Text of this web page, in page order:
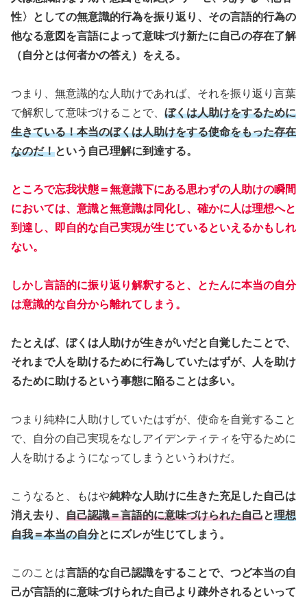
性〉としての無意識的行為を振り返り、その言語的行為の
他なる意図を言語によって意味づけ新たに自己の存在了解
（自分とは何者かの答え）をえる。
つまり、無意識的な人助けであれば、それを振り返り言葉
で解釈して意味づけることで、 ぼくは人助けをするために
生きている！本当のぼくは人助けをする使命をもった存在
なのだ！という自己理解に到達する。
ところで忘我状態＝無意識下にある思わずの人助けの瞬間
においては、意識と無意識は同化し、確かに人は理想へと
到達し、即自的な自己実現が生じているといえるかもしれ
ない。
しかし言語的に振り返り解釈すると、とたんに本当の自分
は意識的な自分から離れてしまう。
たとえば、ぼくは人助けが生きがいだと自覚したことで、
それまで人を助けるために行為していたはずが、人を助け
るために助けるという事態に陥ることは多い。
つまり純粋に人助けしていたはずが、使命を自覚すること
で、自分の自己実現をなしアイデンティティを守るために
人を助けるようになってしまうというわけだ。
こうなると、もはや純粋な人助けに生きた充足した自己は
消え去り、 自己認識＝言語的に意味づけられた自己と理想
自我＝本当の自分とにズレが生じてしまう。
このことは言語的な自己認識をすることで、つど本当の自
己が言語的に意味づけられた自己より疎外されるといって